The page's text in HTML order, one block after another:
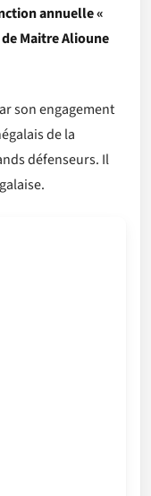
annuelle «
Maitre Alioune
son engagement
de la
défenseurs. Il